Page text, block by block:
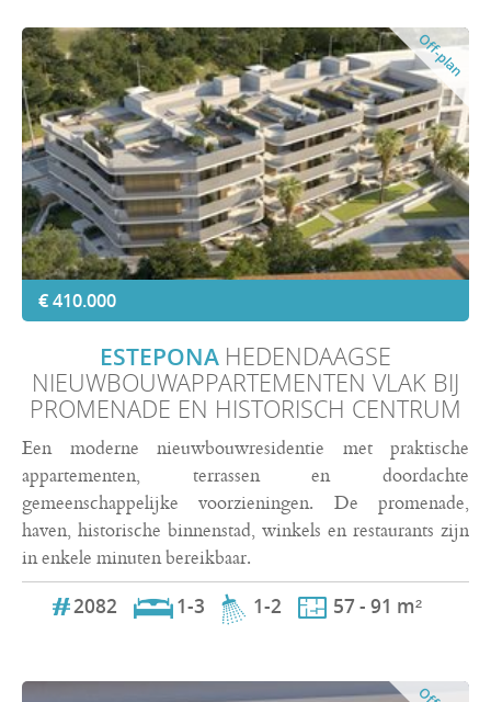
Off-plan
€ 410.000
ESTEPONA HEDENDAAGSE
NIEUWBOUWAPPARTEMENTEN VLAK BIJ
PROMENADE EN HISTORISCH CENTRUM
Een moderne nieuwbouwresidentie met praktische
appartementen, terrassen en doordachte
gemeenschappelijke voorzieningen. De promenade,
haven, historische binnenstad, winkels en restaurants zijn
in enkele minuten bereikbaar.
2082 1-3 1-2 57 - 91 m²